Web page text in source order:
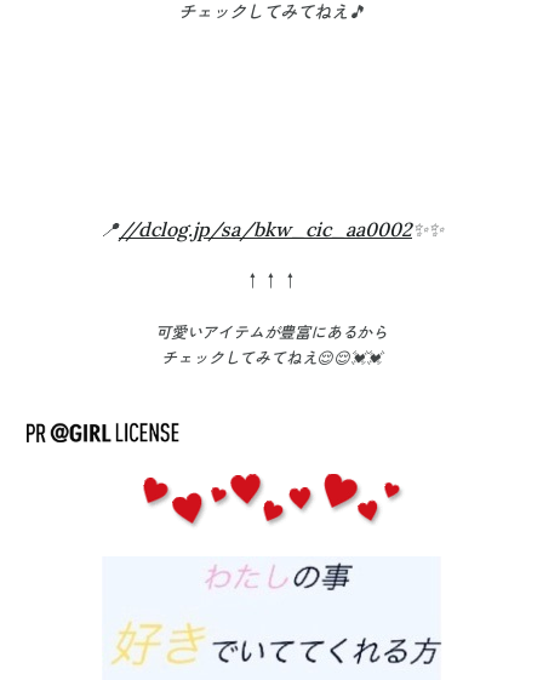
チェックしてみてねえ🎵
📍//dclog.jp/sa/bkw_cic_aa0002✨✨
↑↑↑
可愛いアイテムが豊富にあるから
チェックしてみてねえ😌😌💓💓